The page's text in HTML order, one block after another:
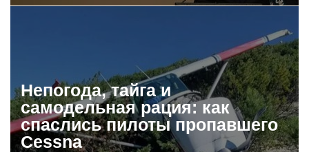
Непогода, тайга и
самодельная рация: как
спаслись пилоты пропавшего
Cessna